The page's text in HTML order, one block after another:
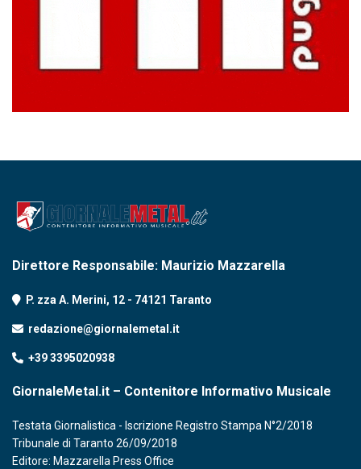
Direttore Responsabile: Maurizio Mazzarella
P. zza A. Merini, 12 - 74121 Taranto
redazione@giornalemetal.it
+39 3395020938
GiornaleMetal.it – Contenitore Informativo Musicale
Testata Giornalistica - Iscrizione Registro Stampa N°2/2018
Tribunale di Taranto 26/09/2018
Editore: Mazzarella Press Office